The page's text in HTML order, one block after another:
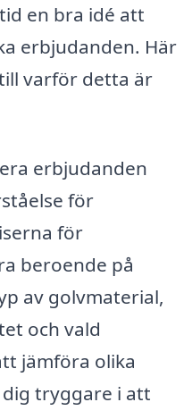
en bra idé att
erbjudanden. Här
varför detta är
erbjudanden
för
för
beroende på
av golvmaterial,
och vald
jämföra olika
tryggare i att